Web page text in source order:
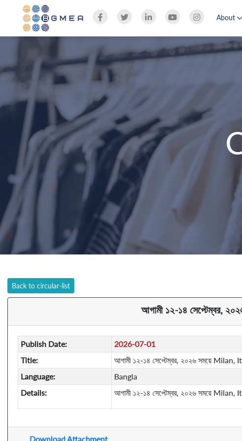
About
Back to circular-list
আগামী ১২-১৪ সেপ্টেম্বর,
Publish Date:
2026-07-01
Title:
আগামী ১২-১৪ সেপ্টেম্বর, ২০২৬ সময়ে Milan,
Language:
Bangla
Details:
আগামী ১২-১৪ সেপ্টেম্বর, ২০২৬ সময়ে Milan,
Download Attachment